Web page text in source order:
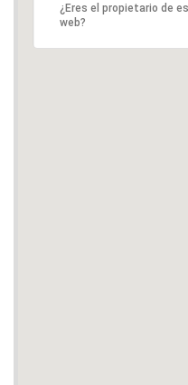
¿Eres el propietario de
web?